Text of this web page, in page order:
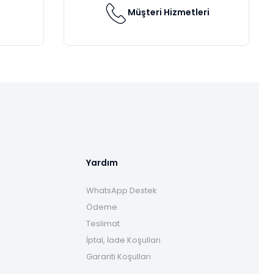
Müşteri Hizmetleri
Yardım
WhatsApp Destek
Ödeme
Teslimat
İptal, İade Koşulları
Garanti Koşulları